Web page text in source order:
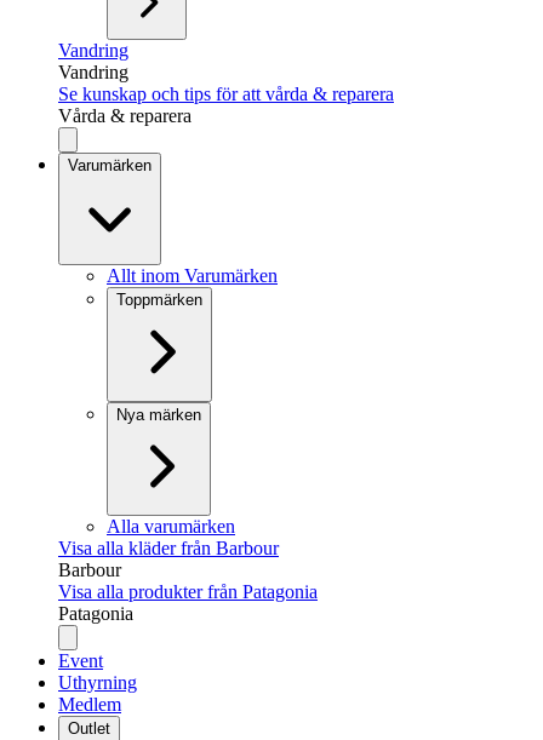
Vandring
Vandring
Se kunskap och tips för att vårda & reparera
Vårda & reparera
Varumärken
Allt inom Varumärken
Toppmärken
Nya märken
Alla varumärken
Visa alla kläder från Barbour
Barbour
Visa alla produkter från Patagonia
Patagonia
Event
Uthyrning
Medlem
Outlet